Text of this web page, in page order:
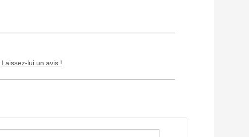
Laissez-lui un avis !